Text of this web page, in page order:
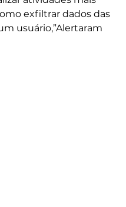
exfiltrar dados das
usuário,”Alertaram